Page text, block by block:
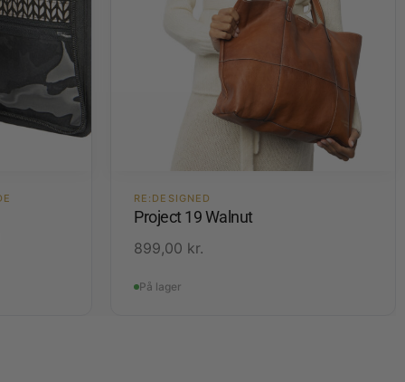
RE:DESIGNED
Project 19 Walnut
899,00 kr.
På lager